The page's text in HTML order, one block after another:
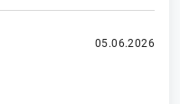
05.06.2026